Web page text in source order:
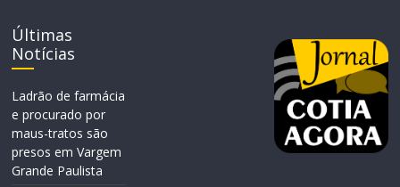
Últimas
Notícias
Ladrão de farmácia
e procurado por
maus-tratos são
presos em Vargem
Grande Paulista